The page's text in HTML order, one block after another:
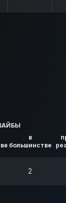
в
большинстве
2